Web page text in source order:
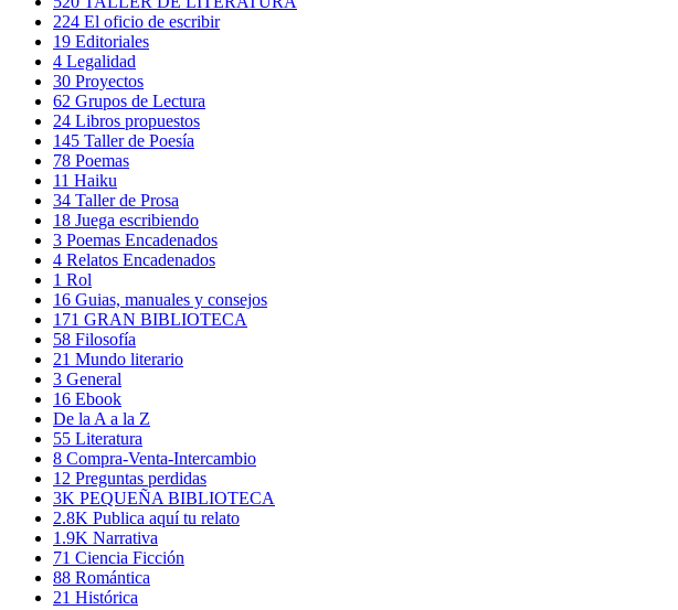
224 El oficio de escribir
19 Editoriales
4 Legalidad
30 Proyectos
62 Grupos de Lectura
24 Libros propuestos
145 Taller de Poesía
78 Poemas
11 Haiku
34 Taller de Prosa
18 Juega escribiendo
3 Poemas Encadenados
4 Relatos Encadenados
1 Rol
16 Guias, manuales y consejos
171 GRAN BIBLIOTECA
58 Filosofía
21 Mundo literario
3 General
16 Ebook
De la A a la Z
55 Literatura
8 Compra-Venta-Intercambio
12 Preguntas perdidas
3K PEQUEÑA BIBLIOTECA
2.8K Publica aquí tu relato
1.9K Narrativa
71 Ciencia Ficción
88 Romántica
21 Histórica